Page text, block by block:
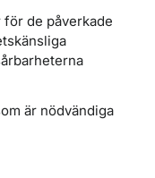
de påverkade
är nödvändiga